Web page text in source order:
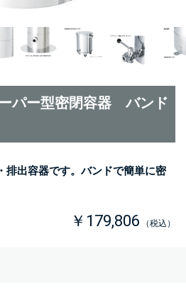
ーパー型密閉容器 バンド
排出容器です。バンドで簡単に密
￥179,806 （税込）